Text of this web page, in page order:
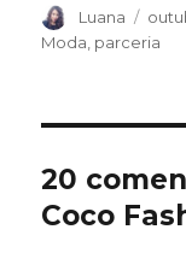
Autor
Luana
em
Moda parceria
20
Coco